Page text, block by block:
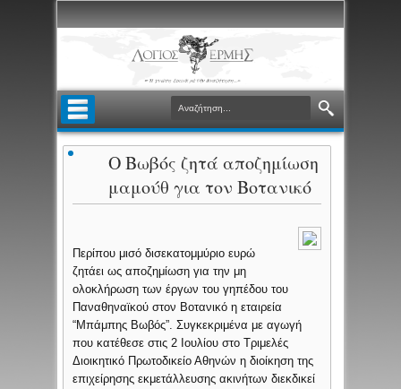
O Βωβός ζητά αποζημίωση
μαμούθ για τον Βοτανικό
Περίπου μισό δισεκατομμύριο ευρώ
ζητάει ως αποζημίωση για την μη
ολοκλήρωση των έργων του γηπέδου του
Παναθηναϊκού στον Βοτανικό η εταιρεία
“Μπάμπης Βωβός”. Συγκεκριμένα με αγωγή
που κατέθεσε στις 2 Ιουλίου στο Τριμελές
Διοικητικό Πρωτοδικείο Αθηνών η διοίκηση της
επιχείρησης εκμετάλλευσης ακινήτων διεκδικεί